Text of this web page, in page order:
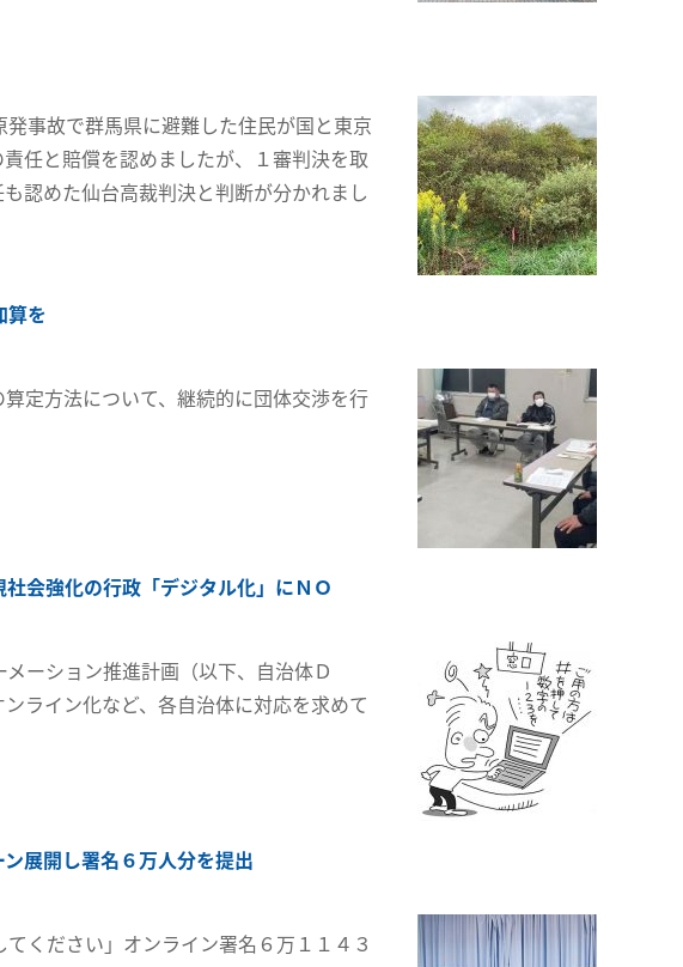
事故で群馬県に避難した住民が国と東京
任と賠償を認めましたが、１審判決を取
認めた仙台高裁判決と判断が分かれまし
算を
定方法について、継続的に団体交渉を行
会強化の行政「デジタル化」にＮＯ
ーション推進計画（以下、自治体Ｄ
ライン化など、各自治体に対応を求めて
展開し署名６万人分を提出
ください」オンライン署名６万１１４３